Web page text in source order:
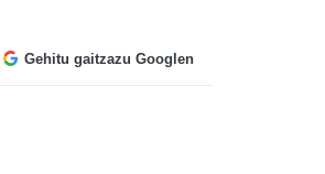
Gehitu gaitzazu Googlen